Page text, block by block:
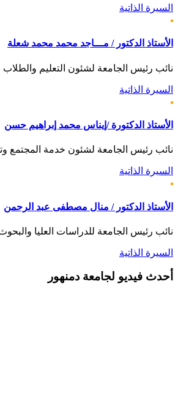
السيرة الذاتية
الأستاذ الدكتور / مـــاجد محمد محمد شعلة
نائب رئيس الجامعة لشئون التعليم والطلاب
السيرة الذاتية
الأستاذ الدكتورة /إيناس محمد إبراهيم حسن
نائب رئيس الجامعة لشئون خدمة المجتمع
السيرة الذاتية
الأستاذ الدكتور / منال مصطفى عبد الرحمن
نائب رئيس الجامعة للدراسات العليا
السيرة الذاتية
أحدث فيديو لجامعة دمنهور